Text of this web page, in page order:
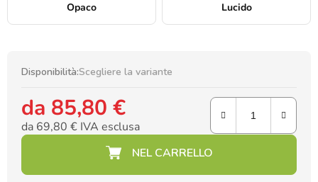
Opaco Lucido
Disponibilità:Scegliere la variante
da 85,80 €
da 69,80 € IVA esclusa
Prezzo della misura: